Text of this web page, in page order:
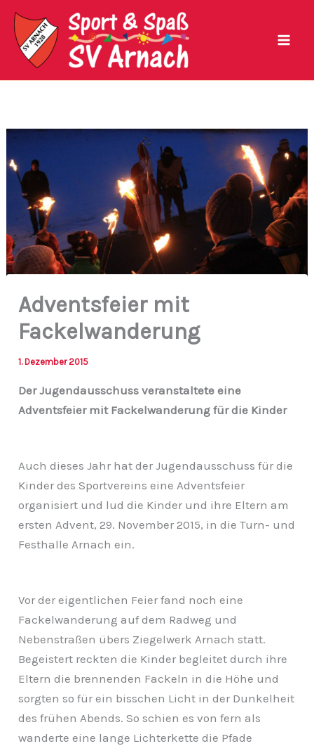
Zum
Inhalt
springen
Adventsfeier mit
Fackelwanderung
1. Dezember 2015
Der Jugendausschuss veranstaltete eine
Adventsfeier mit Fackelwanderung für die Kinder
Auch dieses Jahr hat der Jugendausschuss für die
Kinder des Sportvereins eine Adventsfeier
organisiert und lud die Kinder und ihre Eltern am
ersten Advent, 29. November 2015, in die Turn- und
Festhalle Arnach ein.
Vor der eigentlichen Feier fand noch eine
Fackelwanderung auf dem Radweg und
Nebenstraßen übers Ziegelwerk Arnach statt.
Begeistert reckten die Kinder begleitet durch ihre
Eltern die brennenden Fackeln in die Höhe und
sorgten so für ein bisschen Licht in der Dunkelheit
des frühen Abends. So schien es von fern als
wanderte eine lange Lichterkette die Pfade